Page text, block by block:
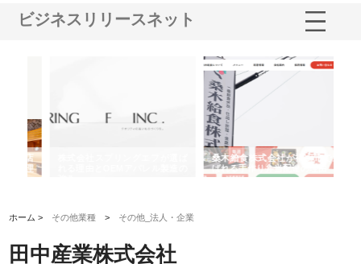
ビジネスリリースネット
株式会社スプリングエフが選ば
れる理由とOEMアパレル製造の
強み
桑木給食株式会社が福山市で選
ばれる手作り弁当配達の理由
ホーム > その他業種 > その他_法人・企業
田中産業株式会社